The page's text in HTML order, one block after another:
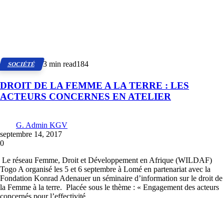
SOCIÉTÉ 3 min read184
DROIT DE LA FEMME A LA TERRE : LES
ACTEURS CONCERNES EN ATELIER
G. Admin KGV
septembre 14, 2017
0
Le réseau Femme, Droit et Développement en Afrique (WILDAF)
Togo A organisé les 5 et 6 septembre à Lomé en partenariat avec la
Fondation Konrad Adenauer un séminaire d’information sur le droit de
la Femme à la terre. Placée sous le thème : « Engagement des acteurs
concernés pour l’effectivité